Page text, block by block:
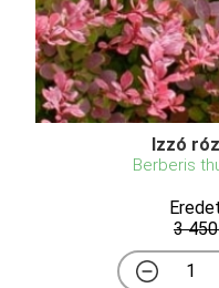
Izzó
Berberis
3